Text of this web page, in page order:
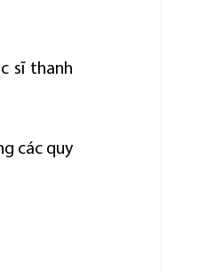
sĩ thanh
các quy